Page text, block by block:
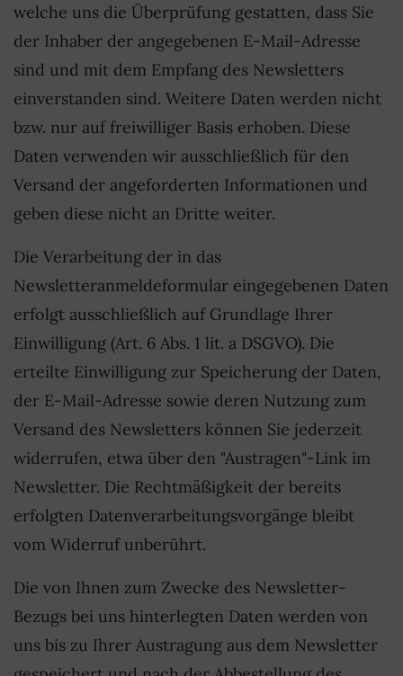
welche uns die Überprüfung gestatten, dass Sie
der Inhaber der angegebenen E-Mail-Adresse
sind und mit dem Empfang des Newsletters
einverstanden sind. Weitere Daten werden nicht
bzw. nur auf freiwilliger Basis erhoben. Diese
Daten verwenden wir ausschließlich für den
Versand der angeforderten Informationen und
geben diese nicht an Dritte weiter.
Die Verarbeitung der in das
Newsletteranmeldeformular eingegebenen Daten
erfolgt ausschließlich auf Grundlage Ihrer
Einwilligung (Art. 6 Abs. 1 lit. a DSGVO). Die
erteilte Einwilligung zur Speicherung der Daten,
der E-Mail-Adresse sowie deren Nutzung zum
Versand des Newsletters können Sie jederzeit
widerrufen, etwa über den "Austragen"-Link im
Newsletter. Die Rechtmäßigkeit der bereits
erfolgten Datenverarbeitungsvorgänge bleibt
vom Widerruf unberührt.
Die von Ihnen zum Zwecke des Newsletter-
Bezugs bei uns hinterlegten Daten werden von
uns bis zu Ihrer Austragung aus dem Newsletter